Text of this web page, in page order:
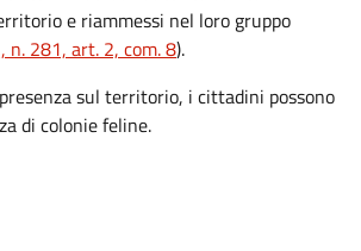
e riammessi nel loro gruppo
281, art. 2, com. 8).
sul territorio, i cittadini possono
di colonie feline.